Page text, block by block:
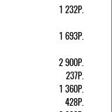
1 232Р.
1 693Р.
2 900Р.
237Р.
1 360Р.
428Р.